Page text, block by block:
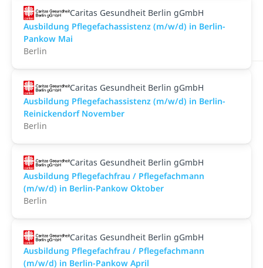
Caritas Gesundheit Berlin gGmbH
Ausbildung Pflegefachassistenz (m/w/d) in Berlin-
Pankow Mai
Berlin
Caritas Gesundheit Berlin gGmbH
Ausbildung Pflegefachassistenz (m/w/d) in Berlin-
Reinickendorf November
Berlin
Caritas Gesundheit Berlin gGmbH
Ausbildung Pflegefachfrau / Pflegefachmann
(m/w/d) in Berlin-Pankow Oktober
Berlin
Caritas Gesundheit Berlin gGmbH
Ausbildung Pflegefachfrau / Pflegefachmann
(m/w/d) in Berlin-Pankow April